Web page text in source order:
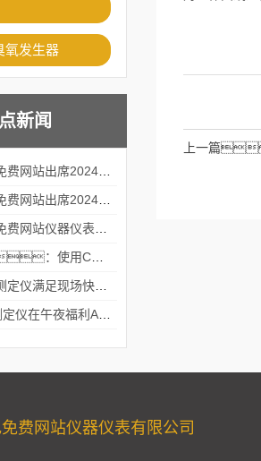
氧发生器
新闻
上一篇
费网站仪器仪表有限公司